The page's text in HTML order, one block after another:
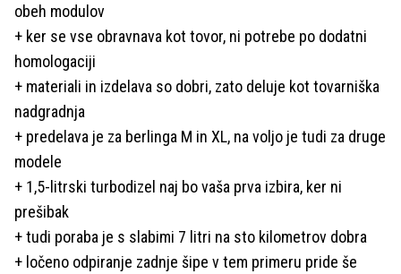
obeh modulov
+ ker se vse obravnava kot tovor, ni potrebe po dodatni
homologaciji
+ materiali in izdelava so dobri, zato deluje kot tovarniška
nadgradnja
+ predelava je za berlinga M in XL, na voljo je tudi za druge
modele
+ 1,5-litrski turbodizel naj bo vaša prva izbira, ker ni
prešibak
+ tudi poraba je s slabimi 7 litri na sto kilometrov dobra
+ ločeno odpiranje zadnje šipe v tem primeru pride še